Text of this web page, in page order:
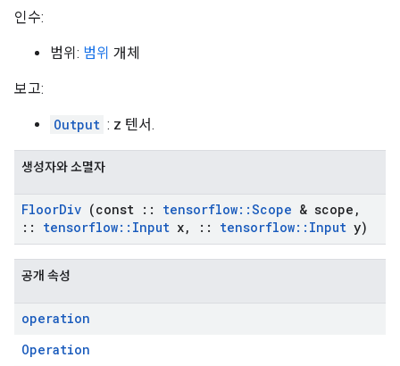
인수:
범위: 범위 개체
보고:
Output : z 텐서.
생성자와 소멸자
FloorDiv (const :: tensorflow::Scope & scope ,
::
tensorflow:: Input x, :: tensorflow:: Input y)
공개 속성
operation
Operation